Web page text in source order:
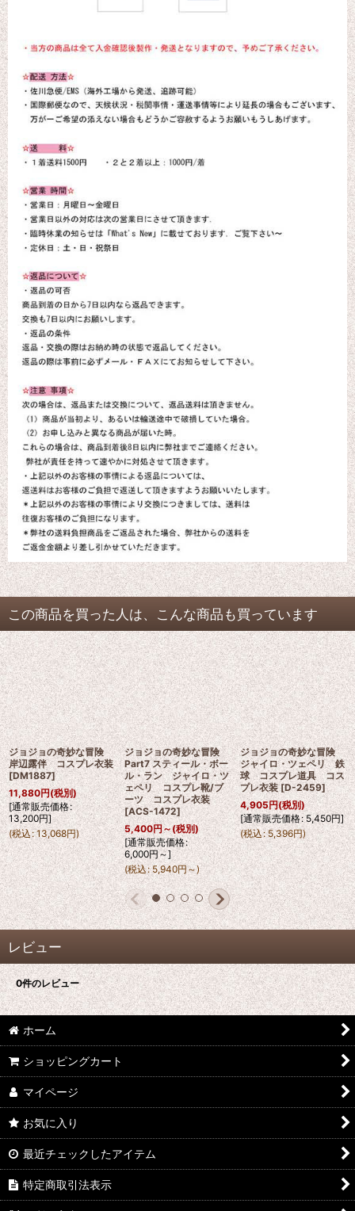
この商品を買った人は、こんな商品も買っています
ジョジョの奇妙な冒険
岸辺露伴 コスプレ衣装
[DM1887]
11,880円(税別)
[通常販売価格:
13,200円]
(税込: 13,068円)
ジョジョの奇妙な冒険
Part7 スティール・ボー
ル・ラン ジャイロ・ツ
ェペリ コスプレ靴/ブ
ーツ コスプレ衣装
[ACS-1472]
5,400円～(税別)
[通常販売価格:
6,000円～]
(税込: 5,940円～)
ジョジョの奇妙な冒険
ジャイロ・ツェペリ 鉄
球 コスプレ道具 コス
プレ衣装 [D-2459]
4,905円(税別)
[通常販売価格: 5,450円]
(税込: 5,396円)
レビュー
0件のレビュー
ホーム
ショッピングカート
マイページ
お気に入り
最近チェックしたアイテム
特定商取引法表示